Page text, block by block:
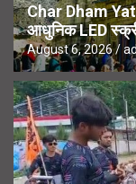
Char Dham
आधुनिक LED
August 6, 2026